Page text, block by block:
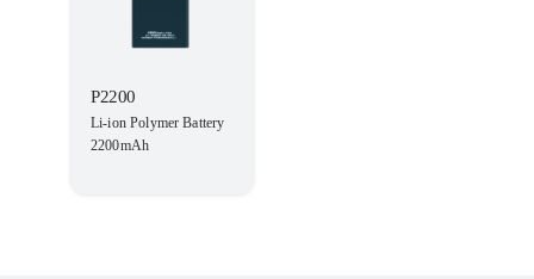
P2200
Li-ion Polymer Battery
2200mAh